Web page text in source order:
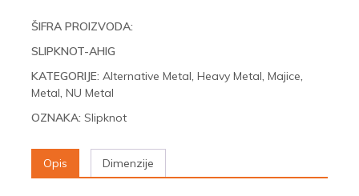
količina
ŠIFRA PROIZVODA:
SLIPKNOT-AHIG
KATEGORIJE: Alternative Metal, Heavy Metal, Majice,
Metal, NU Metal
OZNAKA: Slipknot
Opis Dimenzije